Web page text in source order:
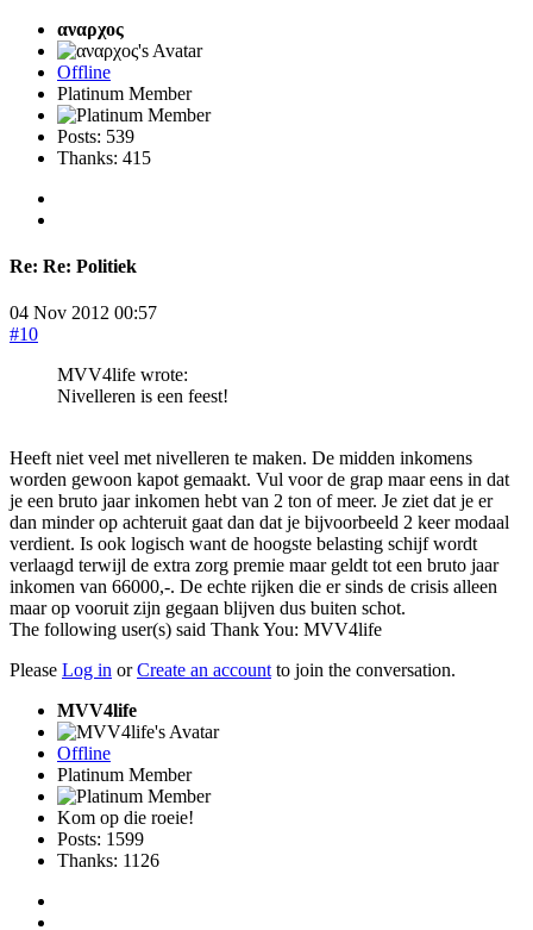
αναρχος
Offline
Platinum Member
Posts: 539
Thanks: 415
Re: Re: Politiek
04 Nov 2012 00:57
#10
MVV4life wrote:
Nivelleren is een feest!
Heeft niet veel met nivelleren te maken. De midden inkomens
worden gewoon kapot gemaakt. Vul voor de grap maar eens in dat
je een bruto jaar inkomen hebt van 2 ton of meer. Je ziet dat je er
dan minder op achteruit gaat dan dat je bijvoorbeeld 2 keer modaal
verdient. Is ook logisch want de hoogste belasting schijf wordt
verlaagd terwijl de extra zorg premie maar geldt tot een bruto jaar
inkomen van 66000,-. De echte rijken die er sinds de crisis alleen
maar op vooruit zijn gegaan blijven dus buiten schot.
The following user(s) said Thank You: MVV4life
Please Log in orCreate an account to join the conversation.
MVV4life
Offline
Platinum Member
Kom op die roeie!
Posts: 1599
Thanks: 1126